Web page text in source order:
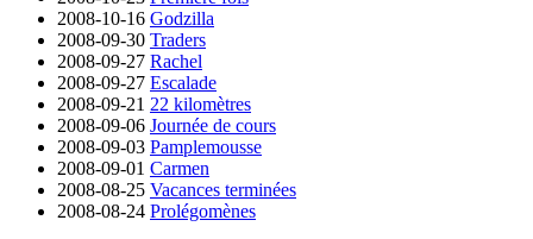
2008-10-16 Godzilla
2008-09-30 Traders
2008-09-27 Rachel
2008-09-27 Escalade
2008-09-21 22 kilomètres
2008-09-06 Journée de cours
2008-09-03 Pamplemousse
2008-09-01 Carmen
2008-08-25 Vacances terminées
2008-08-24 Prolégomènes